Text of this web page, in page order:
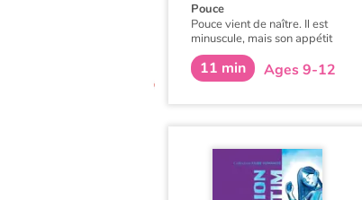
Pouce
Pouce vient de naître. Il est
minuscule, mais son appétit
n'a pas de limites.
Un conte philosophique et
devient un redoutable
prédateur. À force de
dévorer, grandir et grossir, il
ne lui reste pour vivre qu'un
11 min Ages 9-12